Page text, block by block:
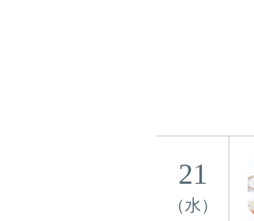
21
（水）